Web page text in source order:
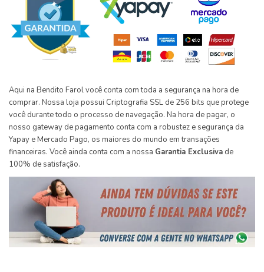
Aqui na Bendito Farol você conta com toda a segurança na hora de
comprar. Nossa loja possui Criptografia SSL de 256 bits que protege
você durante todo o processo de navegação. Na hora de pagar, o
nosso gateway de pagamento conta com a robustez e segurança da
Yapay e Mercado Pago, os maiores do mundo em transações
financeiras. Você ainda conta com a nossa Garantia Exclusiva de
100% de satisfação.